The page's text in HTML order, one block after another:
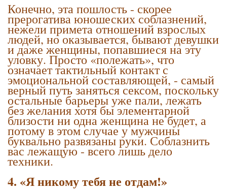
Конечно, эта пошлость - скорее
прерогатива юношеских соблазнений,
нежели примета отношений взрослых
людей, но оказывается, бывают девушки
и даже женщины, попавшиеся на эту
уловку. Просто «полежать», что
означает тактильный контакт с
эмоциональной составляющей, - самый
верный путь заняться сексом, поскольку
остальные барьеры уже пали, лежать
без желания хотя бы элементарной
близости ни одна женщина не будет, а
потому в этом случае у мужчины
буквально развязаны руки. Соблазнить
вас лежащую - всего лишь дело
техники.
4. «Я никому тебя не отдам!»